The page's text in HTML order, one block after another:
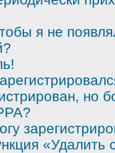
я не
но
«Удалить